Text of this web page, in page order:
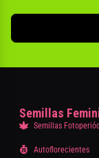
Semillas
Semillas
Autoflorecientes